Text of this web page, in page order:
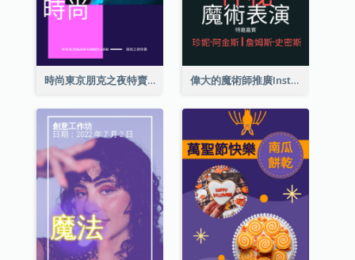
時尚東京朋克之夜特賣Instagram限時動態 偉大的魔術師推廣Instagram限時動態